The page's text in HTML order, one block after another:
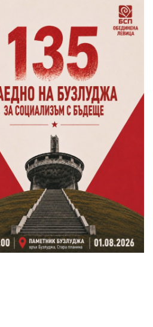
АВТОРИ
РЕДАКЦИЯ
РЕКЛАМА
АБОНАМЕНТ
УСЛОВИЯ ЗА ПОЛЗВАНЕ
ПОЛИТИКА ЗА БИСКВИТКИТЕ
ПОЛИТИКАТА ЗА